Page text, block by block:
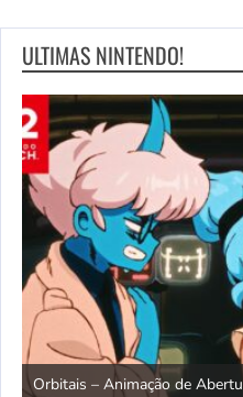
ULTIMAS NINTENDO!
Orbitais – Animação de